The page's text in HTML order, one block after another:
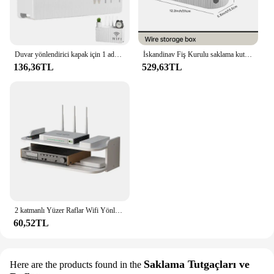
Duvar yönlendirici kapak için 1 adet Wifi yönlendirici saklama kutusu ev yönlendirici kutuları güç şeridi ve kablo yönetimi saklama kutusu Hider raf
136,36TL
İskandinav Fiş Kurulu saklama kutusu kablo tel organizatör Vaka Soket Kablosuz WiFi Yönlendirici Bilezik Masaüstü Veri Hattı Fiş Tutucu Raf
529,63TL
2 katmanlı Yüzer Raflar Wifi Yönlendirici Asılı Katmanlı Çoklu Musluk Çıkışı Set Üstü kutu tutucu Kablo Braketi Duvara Montaj Depolama Organizatör
60,52TL
Here are the products found in the Saklama Tutgaçları ve